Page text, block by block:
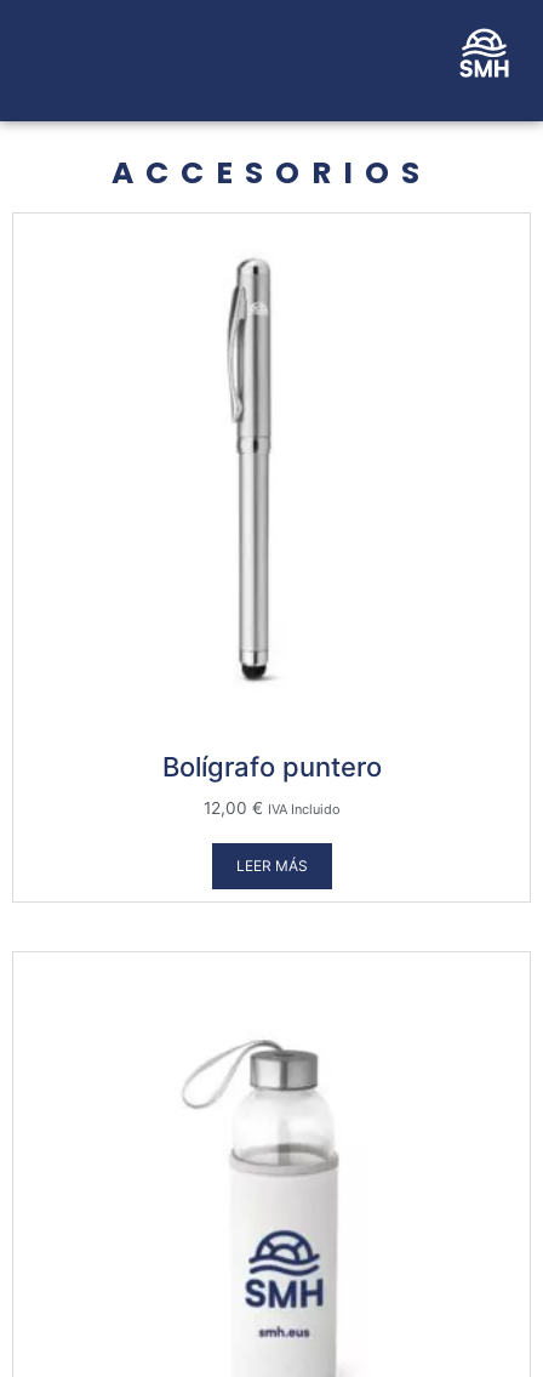
ACCESORIOS
Bolígrafo puntero
12,00 € IVA Incluido
LEER MÁS